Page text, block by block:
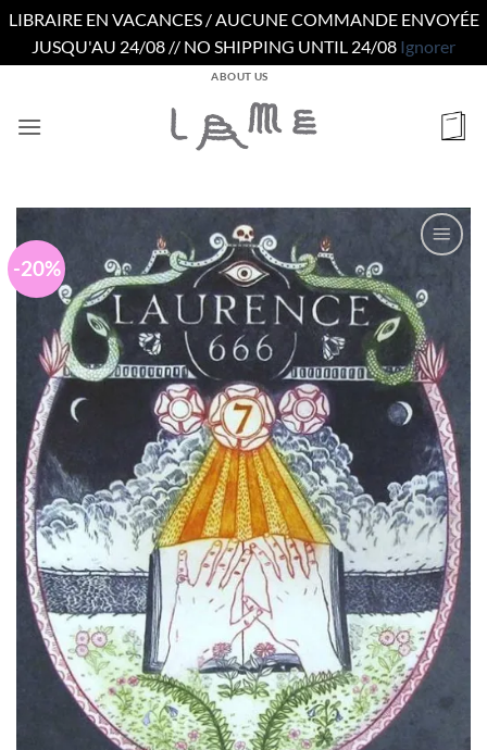
LIBRAIRE EN VACANCES / AUCUNE COMMANDE ENVOYÉE
JUSQU'AU 24/08 // NO SHIPPING UNTIL 24/08 Ignorer
contenu
ABOUT US
-20%
à la
wishlist